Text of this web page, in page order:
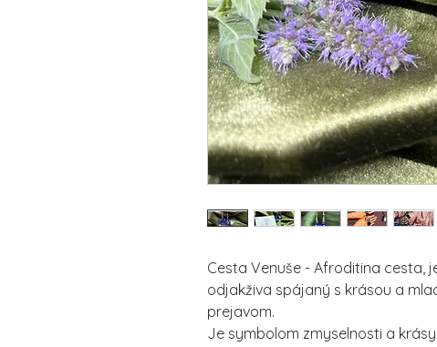
Cesta Venuše - Afroditina cesta,
odjakživa spájaný s krásou a
prejavom.
Je symbolom zmyselnosti a